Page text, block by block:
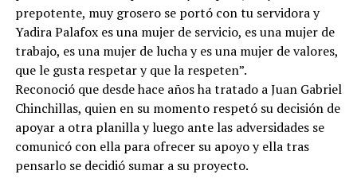
prepotente, muy grosero se portó con tu servidora y
Yadira Palafox es una mujer de servicio, es una mujer de
trabajo, es una mujer de lucha y es una mujer de valores,
que le gusta respetar y que la respeten”.
Reconoció que desde hace años ha tratado a Juan Gabriel
Chinchillas, quien en su momento respetó su decisión de
apoyar a otra planilla y luego ante las adversidades se
comunicó con ella para ofrecer su apoyo y ella tras
pensarlo se decidió sumar a su proyecto.